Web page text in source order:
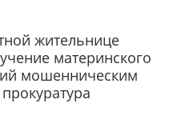
жительнице
материнского
мошенническим